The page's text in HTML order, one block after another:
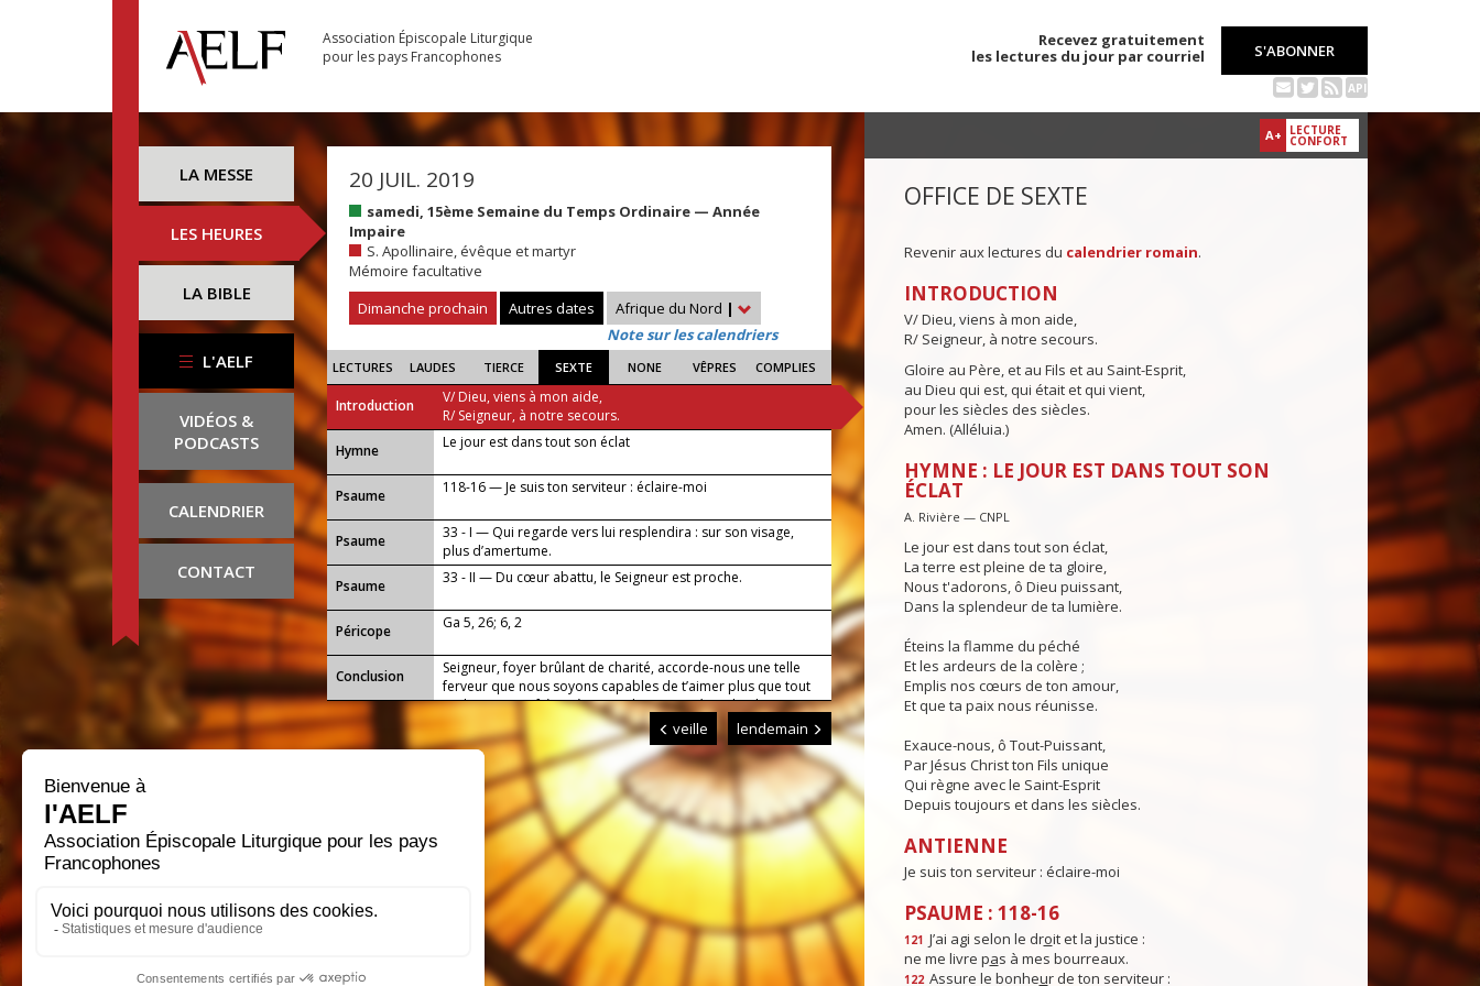
Association Épiscopale Liturgique
pour les pays Francophones
Recevez gratuitement
les lectures du jour par courriel
S'ABONNER
API
LA MESSE
LES HEURES
LA BIBLE
L'AELF
VIDÉOS &
PODCASTS
CALENDRIER
CONTACT
20 JUIL. 2019
samedi, 15ème Semaine du Temps Ordinaire — Année
Impaire
S. Apollinaire, évêque et martyr
Mémoire facultative
Dimanche prochain
Autres dates Afrique du Nord |
Note sur les calendriers
LECTURES LAUDES TIERCE SEXTE NONE VÊPRES COMPLIES
Introduction
V/ Dieu, viens à mon aide,
R/ Seigneur, à notre secours.
...
Hymne Le jour est dans tout son éclat
Psaume 118-16 — Je suis ton serviteur : éclaire-moi
Psaume
33 - I — Qui regarde vers lui resplendira : sur son visage,
plus d’amertume.
Psaume
33 - II — Du cœur abattu, le Seigneur est proche.
Péricope Ga 5, 26; 6, 2
Conclusion
Seigneur, foyer brûlant de charité, accorde-nous une telle
ferveur que nous soyons capables de t’aimer plus que tout
et d’aimer nos frères à cause de toi. Par Jésus, le Christ,
notre Seigneur. Amen.
veille lendemain
A+ LECTURE
CONFORT
OFFICE DE SEXTE
Revenir aux lectures du calendrier romain.
INTRODUCTION
V/ Dieu, viens à mon aide,
R/ Seigneur, à notre secours.
Gloire au Père, et au Fils et au Saint-Esprit,
au Dieu qui est, qui était et qui vient,
pour les siècles des siècles.
Amen. (Alléluia.)
HYMNE : LE JOUR EST DANS TOUT SON
ÉCLAT
A. Rivière — CNPL
Le jour est dans tout son éclat,
La terre est pleine de ta gloire,
Nous t'adorons, ô Dieu puissant,
Dans la splendeur de ta lumière.
Éteins la flamme du péché
Et les ardeurs de la colère ;
Emplis nos cœurs de ton amour,
Et que ta paix nous réunisse.
Exauce-nous, ô Tout-Puissant,
Par Jésus Christ ton Fils unique
Qui règne avec le Saint-Esprit
Depuis toujours et dans les siècles.
ANTIENNE
Je suis ton serviteur : éclaire-moi
PSAUME : 118-16
121 J’ai agi selon le droit et la justice :
ne me livre pas à mes bourreaux.
122 Assure le bonheur de ton serviteur :